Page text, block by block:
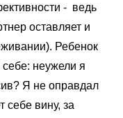
- ведь
оставляет и
Ребенок
неужели я
Я не оправдал
себе вину, за